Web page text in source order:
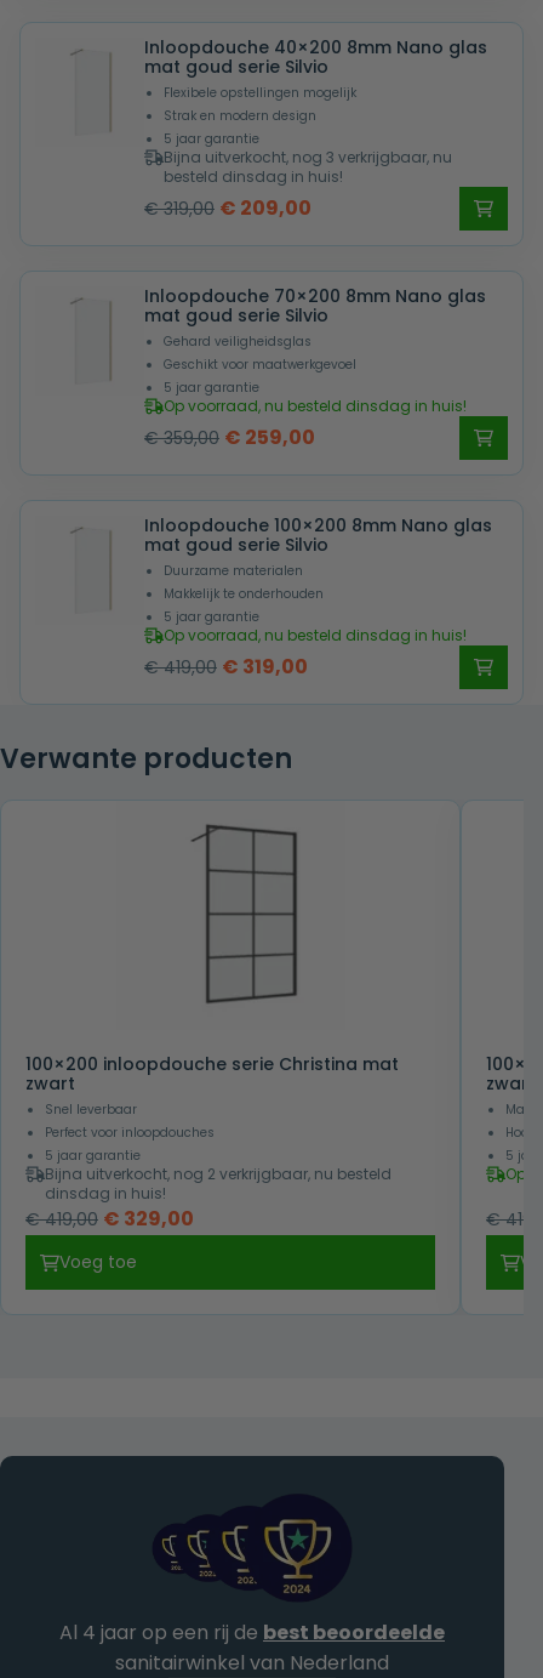
was:
€ 409,00.
is:
€ 309,00.
Inloopdouche 40×200 8mm Nano glas
mat goud serie Silvio
Flexibele opstellingen mogelijk
Strak en modern design
5 jaar garantie
Bijna uitverkocht, nog 3 verkrijgbaar, nu
besteld dinsdag in huis!
€319,00 Oorspronkelijke
was:
€ 319,00.
€ 209,00
is:
€ 209,00.
Inloopdouche 70×200 8mm Nano glas
mat goud serie Silvio
Gehard veiligheidsglas
Geschikt voor maatwerkgevoel
5 jaar garantie
Op voorraad, nu besteld dinsdag in huis!
€359,00 Oorspronkelijke
was:
€ 359,00.
€ 259,00
is:
€ 259,00.
Inloopdouche 100×200 8mm Nano glas
mat goud serie Silvio
Duurzame materialen
Makkelijk te onderhouden
5 jaar garantie
Op voorraad, nu besteld dinsdag in huis!
€419,00 Oorspronkelijke
€ 419,00.
€ 319,00
Verwante producten
100×200 inloopdouche serie Christina mat
zwart
Snel leverbaar
Perfect voor inloopdouches
5 jaar garantie
Bijna uitverkocht, nog 2 verkrijgbaar, nu besteld
dinsdag in huis!
€419,00 Oorspronkelijke
€ 419,00.
€ 329,00
€ 329,00.
Voeg toe
zwart
5
Op
€
Al 4 jaar op een rij de best beoordeelde
sanitairwinkel van Nederland